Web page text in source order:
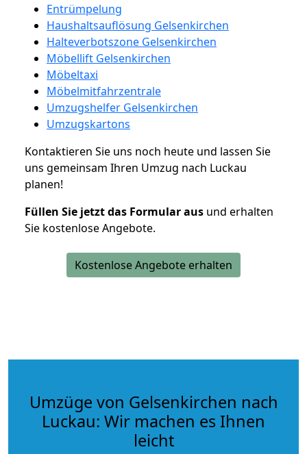
Entrümpelung
Haushaltsauflösung Gelsenkirchen
Halteverbotszone Gelsenkirchen
Möbellift Gelsenkirchen
Möbeltaxi
Möbelmitfahrzentrale
Umzugshelfer Gelsenkirchen
Umzugskartons
Kontaktieren Sie uns noch heute und lassen Sie
uns gemeinsam Ihren Umzug nach Luckau
planen!
Füllen Sie jetzt das Formular aus und erhalten
Sie kostenlose Angebote.
Kostenlose Angebote erhalten
Umzüge von Gelsenkirchen nach
Luckau: Wir machen es Ihnen
leicht